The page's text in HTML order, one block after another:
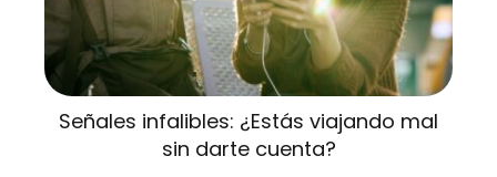
Señales infalibles: ¿Estás viajando mal
sin darte cuenta?